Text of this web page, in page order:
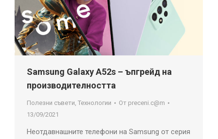
Samsung Galaxy A52s – ъпгрейд на
производителността
Полезни съвети Технологии От preceni.c@m
13/09/2021
Неотдавнашните телефони на Samsung от серия